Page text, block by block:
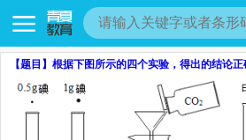
【题目】 根据下图所示的四个实验，得出的结论正